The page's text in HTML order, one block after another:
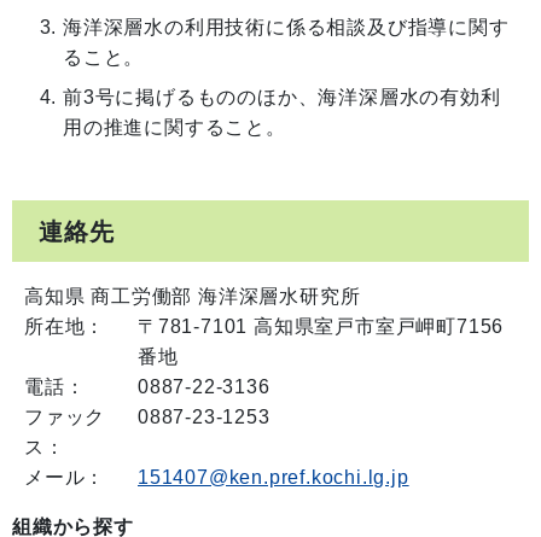
海洋深層水の利用技術に係る相談及び指導に関す
ること。
前3号に掲げるもののほか、海洋深層水の有効利
用の推進に関すること。
連絡先
高知県 商工労働部 海洋深層水研究所
所在地：
〒781-7101 高知県室戸市室戸岬町7156
番地
電話：
0887-22-3136
ファック
ス：
0887-23-1253
メール： 151407@ken.pref.kochi.lg.jp
組織から探す